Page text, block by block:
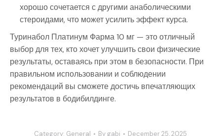
хорошо сочетается с другими анаболическими
стероидами, что может усилить эффект курса.
Туринабол Платинум Фарма 10 мг — это отличный
выбор для тех, кто хочет улучшить свои физические
результаты, оставаясь при этом в безопасности. При
правильном использовании и соблюдении
рекомендаций вы сможете достичь впечатляющих
результатов в бодибилдинге.
Category: General By gabi December 25, 2025